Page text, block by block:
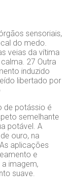
sensoriais,
do medo.
veias da vítima
27 Outra
induzido
libertado por
de potássio é
semelhante
potável. A
ouro, na
aplicações
e
imagem,
suave.